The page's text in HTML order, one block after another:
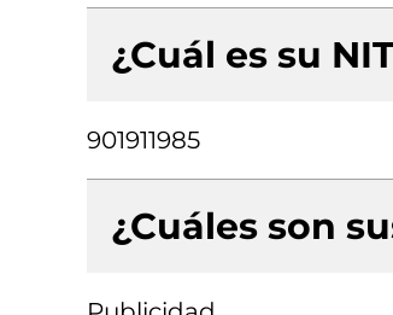
¿Cuál es su
901911985
¿Cuáles son